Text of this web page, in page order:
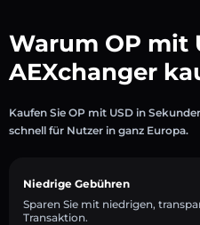
Warum OP mit
AEXchanger
Kaufen Sie OP mit USD in
schnell für Nutzer in ganz Europa.
Niedrige Gebühren
Sparen Sie mit niedrigen,
Transaktion.